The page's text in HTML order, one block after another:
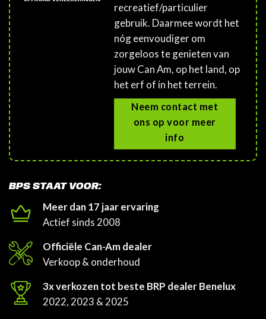
recreatief/particulier
gebruik. Daarmee wordt het
nóg eenvoudiger om
zorgeloos te genieten van
jouw Can Am, op het land, op
het erf of in het terrein.
Neem contact met
ons op voor meer
info
BPS STAAT VOOR:
Meer dan 17 jaar ervaring
Actief sinds 2008
Officiële Can-Am dealer
Verkoop & onderhoud
3x verkozen tot beste BRP dealer Benelux
2022, 2023 & 2025